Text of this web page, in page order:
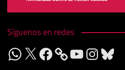
Síguenos en redes
WhatsApp
X Facebook YouTubeInstagram
Bluesky